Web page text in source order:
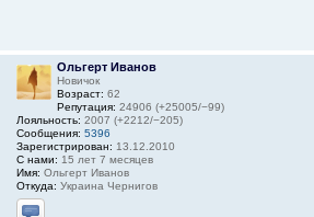
Ольгерт Иванов
Новичок
Возраст: 62
Репутация: 24906 (+25005/−99)
Лояльность: 2007 (+2212/−205)
Сообщения: 5396
Зарегистрирован: 13.12.2010
С нами: 15 лет 7 месяцев
Имя: Ольгерт Иванов
Откуда: Украина Чернигов